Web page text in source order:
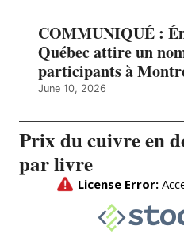
COMMUNIQUÉ :
Québec attire un
participants à
June 10, 2026
Prix du cuivre en
par livre